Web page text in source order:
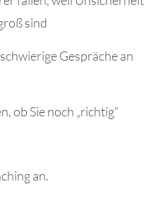
sind
Gespräche an
ob Sie noch „richtig“
an.